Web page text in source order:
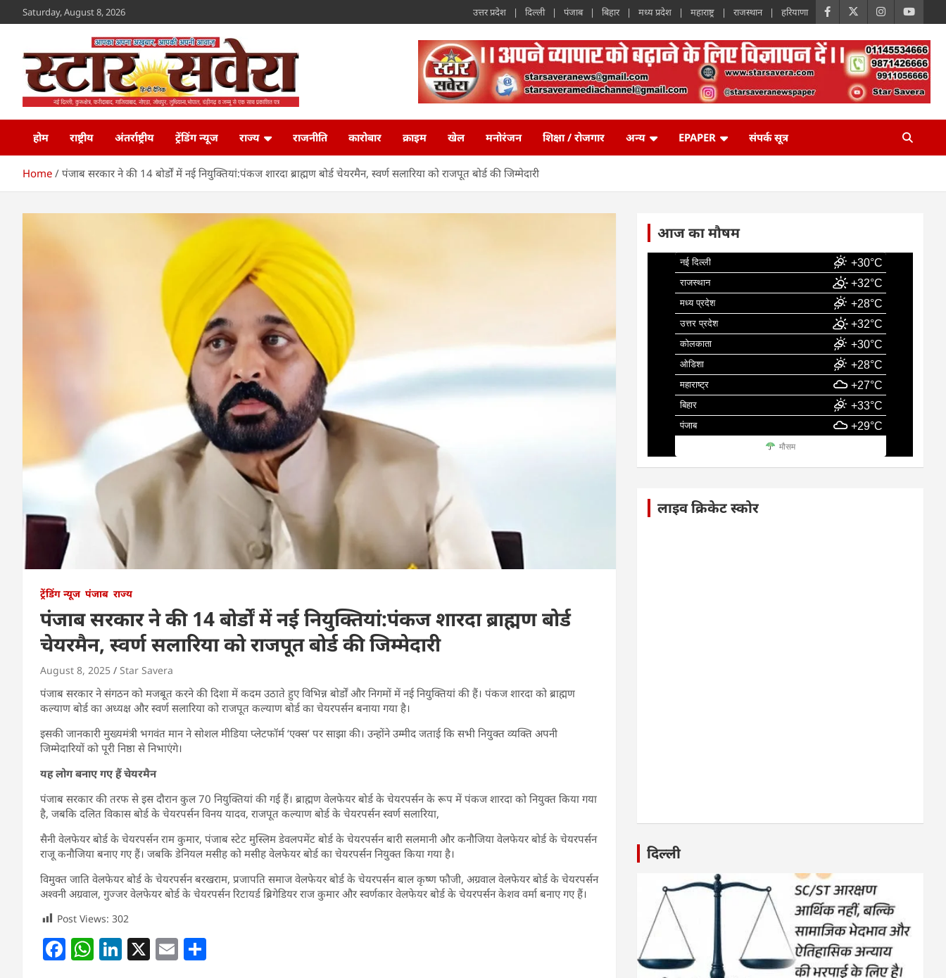
to
Saturday, August 8, 2026 उत्तर प्रदेश दिल्ली पंजाब बिहार मध्य प्रदेश महाराष्ट्र राजस्थान हरियाणा
Star Savera
होम
राष्ट्रीय अंतर्राष्ट्रीय ट्रेंडिंग न्यूज राज्य राजनीति कारोबार क्राइम खेल मनोरंजन शिक्षा / रोजगार अन्य EPAPER संपर्क सूत्र
Home पंजाब सरकार ने की 14 बोर्डों में नई नियुक्तियां:पंकज शारदा ब्राह्मण बोर्ड चेयरमैन, स्वर्ण सलारिया को राजपूत बोर्ड की जिम्मेदारी
ट्रेंडिंग न्यूज पंजाब राज्य
पंजाब सरकार ने की 14 बोर्डों में नई नियुक्तियां:पंकज शारदा ब्राह्मण बोर्ड
चेयरमैन, स्वर्ण सलारिया को राजपूत बोर्ड की जिम्मेदारी
August 8, 2025 Star Savera
पंजाब सरकार ने संगठन को मजबूत करने की दिशा में कदम उठाते हुए विभिन्न बोर्डों और निगमों में नई नियुक्तियां की हैं। पंकज शारदा को ब्राह्मण
कल्याण बोर्ड का अध्यक्ष और स्वर्ण सलारिया को राजपूत कल्याण बोर्ड का चेयरपर्सन बनाया गया है।
इसकी जानकारी मुख्यमंत्री भगवंत मान ने सोशल मीडिया प्लेटफॉर्म ‘एक्स’ पर साझा की। उन्होंने उम्मीद जताई कि सभी नियुक्त व्यक्ति अपनी
जिम्मेदारियों को पूरी निष्ठा से निभाएंगे।
यह लोग बनाए गए हैं चेयरमैन
पंजाब सरकार की तरफ से इस दौरान कुल 70 नियुक्तियां की गई हैं। ब्राह्मण वेलफेयर बोर्ड के चेयरपर्सन के रूप में पंकज शारदा को नियुक्त किया गया
है, जबकि दलित विकास बोर्ड के चेयरपर्सन विनय यादव, राजपूत कल्याण बोर्ड के चेयरपर्सन स्वर्ण सलारिया,
सैनी वेलफेयर बोर्ड के चेयरपर्सन राम कुमार, पंजाब स्टेट मुस्लिम डेवलपमेंट बोर्ड के चेयरपर्सन बारी सलमानी और कनौजिया वेलफेयर बोर्ड के चेयरपर्सन
राजू कनौजिया बनाए गए हैं। जबकि डेनियल मसीह को मसीह वेलफेयर बोर्ड का चेयरपर्सन नियुक्त किया गया है।
विमुक्त जाति वेलफेयर बोर्ड के चेयरपर्सन बरखराम, प्रजापति समाज वेलफेयर बोर्ड के चेयरपर्सन बाल कृष्ण फौजी, अग्रवाल वेलफेयर बोर्ड के चेयरपर्सन
अश्वनी अग्रवाल, गुज्जर वेलफेयर बोर्ड के चेयरपर्सन रिटायर्ड ब्रिगेडियर राज कुमार और स्वर्णकार वेलफेयर बोर्ड के चेयरपर्सन केशव वर्मा बनाए गए हैं।
Post Views: 302
F W Li X E
आज का मौषम
नई दिल्ली +30°C
राजस्थान +32°C
मध्य प्रदेश +28°C
उत्तर प्रदेश +32°C
कोलकाता +30°C
ओडिशा +28°C
महाराष्ट्र +27°C
बिहार +33°C
पंजाब +29°C
मौसम
लाइव क्रिकेट स्कोर
दिल्ली